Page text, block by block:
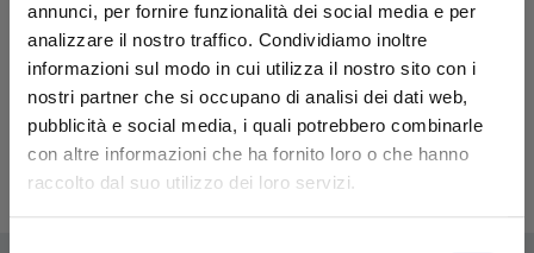
annunci, per fornire funzionalità dei social media e per
analizzare il nostro traffico. Condividiamo inoltre
informazioni sul modo in cui utilizza il nostro sito con i
nostri partner che si occupano di analisi dei dati web,
pubblicità e social media, i quali potrebbero combinarle
con altre informazioni che ha fornito loro o che hanno
raccolto dal suo utilizzo dei loro servizi.
Sfoglia online